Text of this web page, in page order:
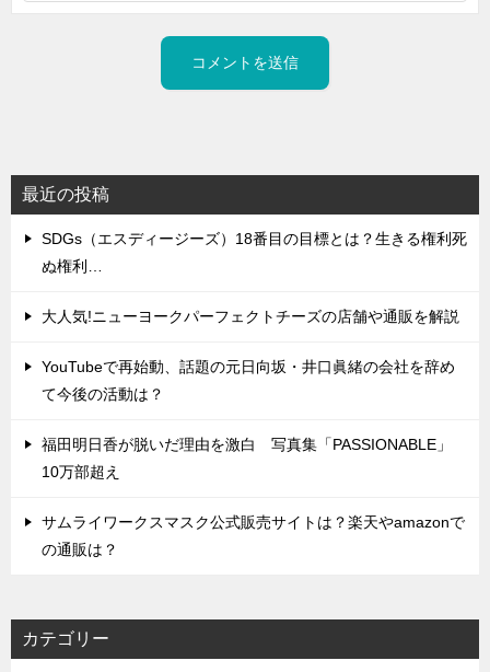
最近の投稿
SDGs（エスディージーズ）18番目の目標とは？生きる権利死
ぬ権利…
大人気!ニューヨークパーフェクトチーズの店舗や通販を解説
YouTubeで再始動、話題の元日向坂・井口眞緒の会社を辞め
て今後の活動は？
福田明日香が脱いだ理由を激白 写真集「PASSIONABLE」
10万部超え
サムライワークスマスク公式販売サイトは？楽天やamazonで
の通販は？
カテゴリー